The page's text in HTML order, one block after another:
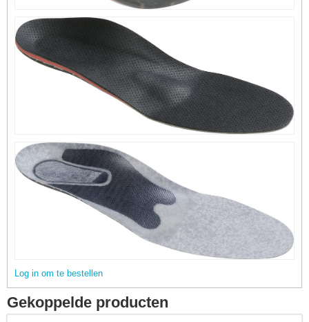
Log in om te bestellen
Gekoppelde producten